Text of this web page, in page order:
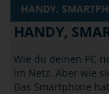
HANDY,
HANDY,
Wie du deinen PC
im Netz. Aber wie
Das Smartphone